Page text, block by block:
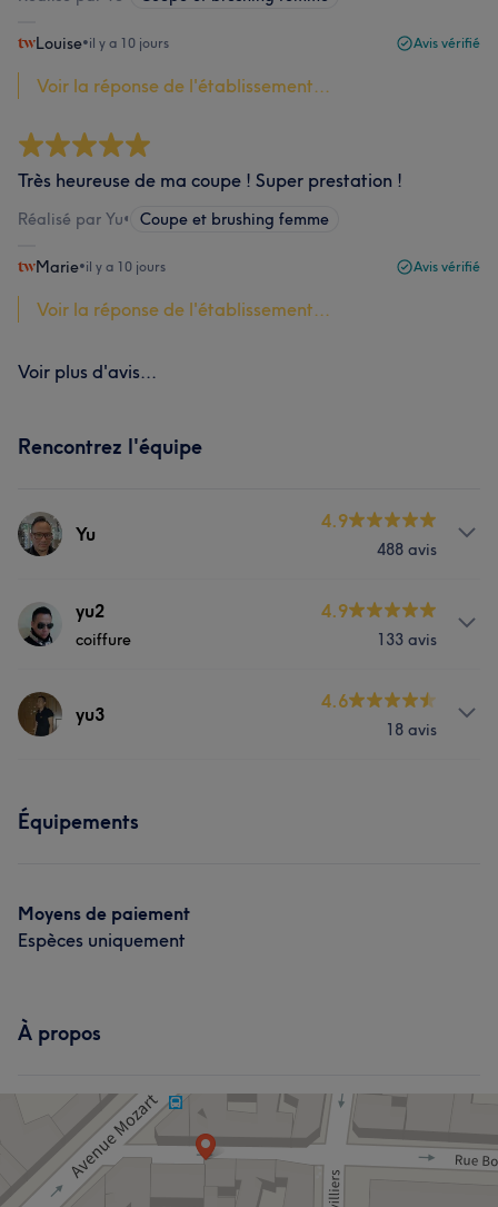
Louise•il y a 10 jours Avis vérifié
Voir la réponse de l'établissement...
Très heureuse de ma coupe ! Super prestation !
Réalisé par Yu• Coupe et brushing femme
Marie•il y a 10 jours Avis vérifié
Voir la réponse de l'établissement...
Voir plus d'avis...
Rencontrez l'équipe
Yu
4.9
488 avis
Prestations
Portfolio
L'avis de nos clients sur Yu
yu2
coiffure
4.9
133 avis
Prestations
Portfolio
Expérimenté/e 6
yu3
4.6
18 avis
Équipements
Moyens de paiement
Espèces uniquement
À propos